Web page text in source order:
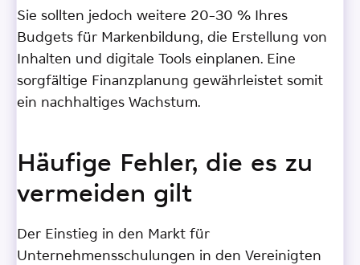
Sie sollten jedoch weitere 20–30 % Ihres
Budgets für Markenbildung, die Erstellung von
Inhalten und digitale Tools einplanen. Eine
sorgfältige Finanzplanung gewährleistet somit
ein nachhaltiges Wachstum.
Häufige Fehler, die es zu
vermeiden gilt
Der Einstieg in den Markt für
Unternehmensschulungen in den Vereinigten